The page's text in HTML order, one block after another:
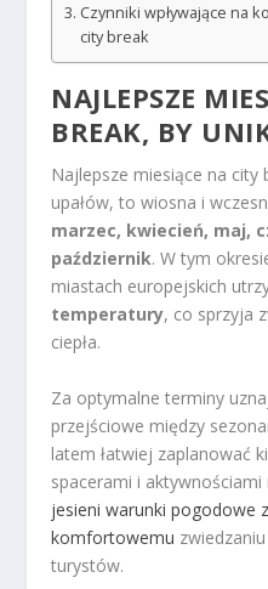
Czynniki wpływające na
city break
NAJLEPSZE
BREAK, BY
Najlepsze miesiące na city
upałów, to wiosna i
marzec, kwiecień, maj,
październik. W tym
miastach europejskich
temperatury, co sprzyja
ciepła.
Za optymalne terminy
przejściowe między
latem łatwiej zaplanować
spacerami i
jesieni warunki pogodowe
komfortowemu
turystów.